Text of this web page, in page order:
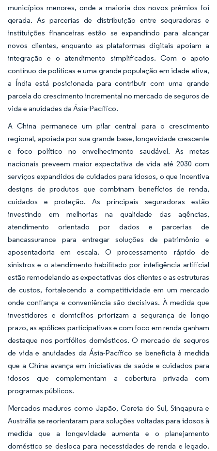
municípios menores, onde a maioria dos novos prêmios foi
gerada. As parcerias de distribuição entre seguradoras e
instituições financeiras estão se expandindo para alcançar
novos clientes, enquanto as plataformas digitais apoiam a
integração e o atendimento simplificados. Com o apoio
contínuo de políticas e uma grande população em idade ativa,
a Índia está posicionada para contribuir com uma grande
parcela do crescimento incremental no mercado de seguros de
vida e anuidades da Ásia-Pacífico.
A China permanece um pilar central para o crescimento
regional, apoiada por sua grande base, longevidade crescente
e foco político no envelhecimento saudável. As metas
nacionais preveem maior expectativa de vida até 2030 com
serviços expandidos de cuidados para idosos, o que incentiva
designs de produtos que combinam benefícios de renda,
cuidados e proteção. As principais seguradoras estão
investindo em melhorias na qualidade das agências,
atendimento orientado por dados e parcerias de
bancassurance para entregar soluções de patrimônio e
aposentadoria em escala. O processamento rápido de
sinistros e o atendimento habilitado por inteligência artificial
estão remodelando as expectativas dos clientes e as estruturas
de custos, fortalecendo a competitividade em um mercado
onde confiança e conveniência são decisivas. À medida que
investidores e domicílios priorizam a segurança de longo
prazo, as apólices participativas e com foco em renda ganham
destaque nos portfólios domésticos. O mercado de seguros
de vida e anuidades da Ásia-Pacífico se beneficia à medida
que a China avança em iniciativas de saúde e cuidados para
idosos que complementam a cobertura privada com
programas públicos.
Mercados maduros como Japão, Coreia do Sul, Singapura e
Austrália se reorientaram para soluções voltadas para idosos à
medida que a longevidade aumenta e o planejamento
doméstico se desloca para necessidades de renda e legado.